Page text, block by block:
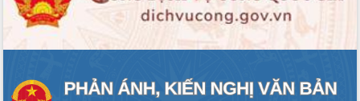
Thứ trưởng Bộ Nông nghiệp và Môi
trường Nguyễn Hoàng Hiệp khảo sát
vùng trồng và doanh nghiệp đóng gói
Trình diễn nghệ thuật chế biến các
món ăn từ sầu riêng